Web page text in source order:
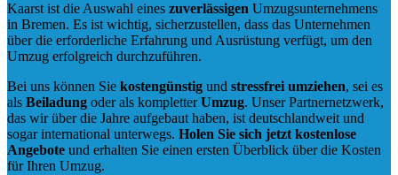
Kaarst ist die Auswahl eines zuverlässigen Umzugsunternehmens
in Bremen. Es ist wichtig, sicherzustellen, dass das Unternehmen
über die erforderliche Erfahrung und Ausrüstung verfügt, um den
Umzug erfolgreich durchzuführen.
Bei uns können Sie kostengünstig und stressfrei umziehen, sei es
als Beiladung oder als kompletterUmzug. Unser Partnernetzwerk,
das wir über die Jahre aufgebaut haben, ist deutschlandweit und
sogar international unterwegs. Holen Sie sich jetzt kostenlose
Angebote und erhalten Sie einen ersten Überblick über die Kosten
für Ihren Umzug.